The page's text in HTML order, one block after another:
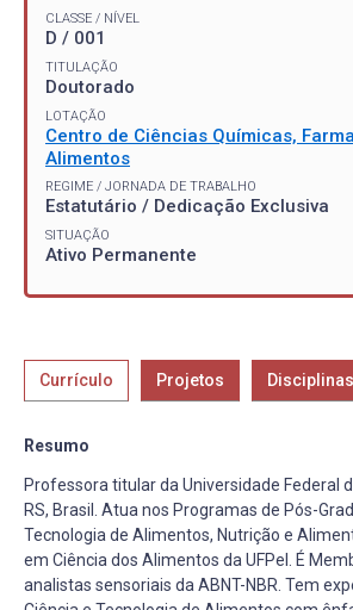
CLASSE / NÍVEL
D / 001
TITULAÇÃO
Doutorado
LOTAÇÃO
Centro de Ciências Químicas,
Alimentos
REGIME / JORNADA DE TRABALHO
Estatutário / Dedicação Exclusiva
SITUAÇÃO
Ativo Permanente
Currículo Projetos Disciplinas
Resumo
Professora titular da Universidade Federal
RS, Brasil. Atua nos Programas de Pós-
Tecnologia de Alimentos, Nutrição e
em Ciência dos Alimentos da UFPel. É
analistas sensoriais da ABNT-NBR. Tem